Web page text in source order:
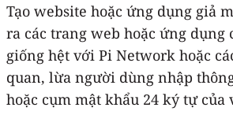
Tạo website hoặc ứng dụng giả
ra các trang web hoặc ứng dụng
giống hệt với Pi Network hoặc
quan, lừa người dùng nhập
hoặc cụm mật khẩu 24 ký tự của